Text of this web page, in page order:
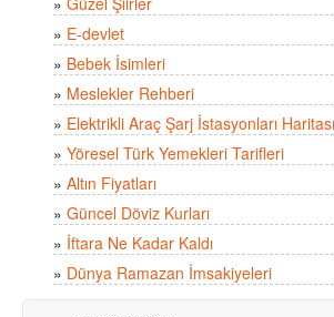
» E-devlet
» Bebek İsimleri
» Meslekler Rehberi
» Elektrikli Araç Şarj İstasyonları Haritası
» Yöresel Türk Yemekleri Tarifleri
» Altın Fiyatları
» Güncel Döviz Kurları
» İftara Ne Kadar Kaldı
» Dünya Ramazan İmsakiyeleri